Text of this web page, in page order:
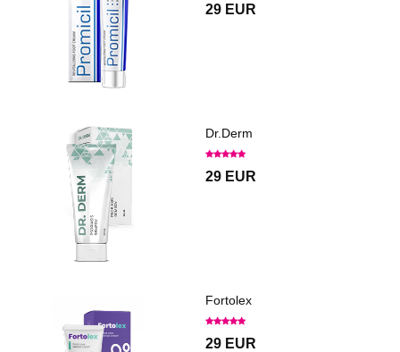
29 EUR
Dr.Derm
29 EUR
Fortolex
29 EUR